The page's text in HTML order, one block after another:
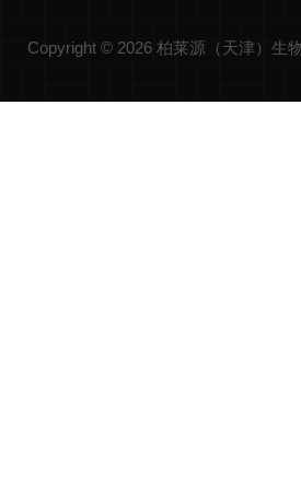
Copyright © 2026 柏莱源（天津）生